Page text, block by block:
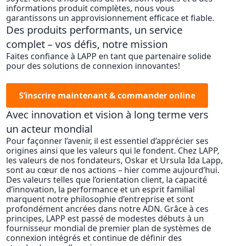
informations produit complètes, nous vous
garantissons un approvisionnement efficace et fiable.
Des produits performants, un service
complet – vos défis, notre mission
Faites confiance à LAPP en tant que partenaire solide
pour des solutions de connexion innovantes!
S’inscrire maintenant & commander online
Avec innovation et vision à long terme vers
un acteur mondial
Pour façonner l’avenir, il est essentiel d’apprécier ses
origines ainsi que les valeurs qui le fondent. Chez LAPP,
les valeurs de nos fondateurs, Oskar et Ursula Ida Lapp,
sont au cœur de nos actions – hier comme aujourd’hui.
Des valeurs telles que l’orientation client, la capacité
d’innovation, la performance et un esprit familial
marquent notre philosophie d’entreprise et sont
profondément ancrées dans notre ADN. Grâce à ces
principes, LAPP est passé de modestes débuts à un
fournisseur mondial de premier plan de systèmes de
connexion intégrés et continue de définir des